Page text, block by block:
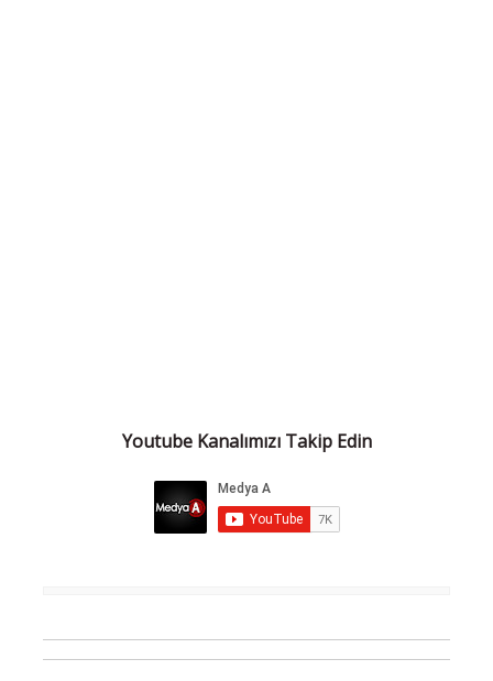
Youtube Kanalımızı Takip Edin